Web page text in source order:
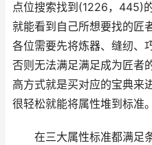
点位搜索找到(1226，445)
就能看到自己所想要找的匠
各位需要先将炼器、缝纫、
否则无法满足满足成为匠者
高方式就是买对应的宝典来
很轻松就能将属性堆到标准。
在三大属性标准都满足